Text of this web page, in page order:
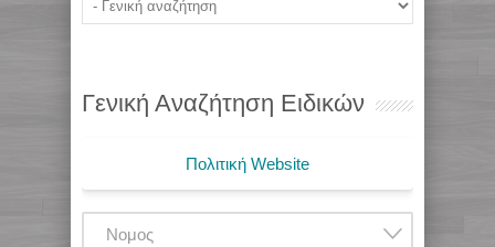
Γενική Αναζήτηση Ειδικών
Πολιτική Website
Νομος